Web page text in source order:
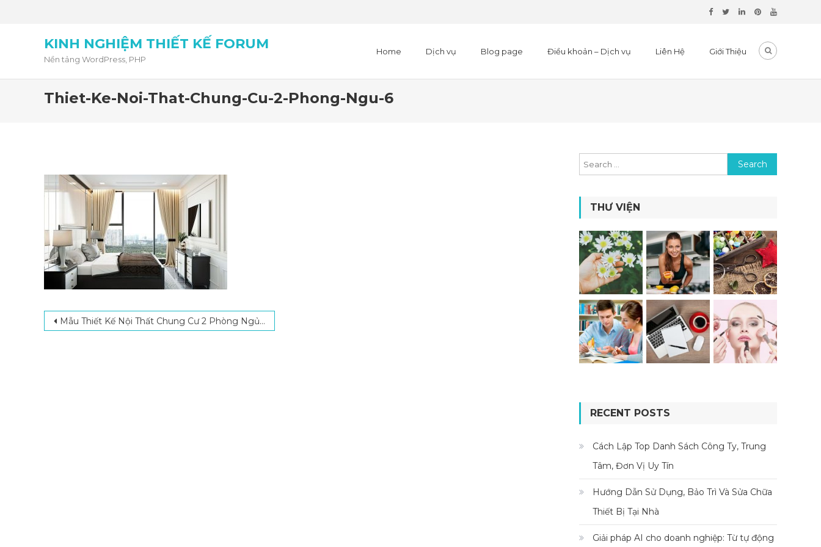
KINH NGHIỆM THIẾT KẾ FORUM
Nền tảng WordPress, PHP
Home Dịch vụ Blog page Điều khoản – Dịch vụ Liên Hệ Giới Thiệu
Thiet-Ke-Noi-That-Chung-Cu-2-Phong-Ngu-6
Post navigation
Mẫu Thiết Kế Nội Thất Chung Cư 2 Phòng Ngủ Thẩm Mỹ Và Tiện Nghi
Search for:
THƯ VIỆN
RECENT POSTS
Cách Lập Top Danh Sách Công Ty, Trung
Tâm, Đơn Vị Uy Tín
Hướng Dẫn Sử Dụng, Bảo Trì Và Sửa Chữa
Thiết Bị Tại Nhà
Giải pháp AI cho doanh nghiệp: Từ tự động